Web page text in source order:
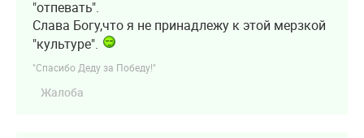
"отпевать".
Слава Богу,что я не принадлежу к этой мерзкой
"культуре".
"Спасибо Деду за Победу!"
Жалоба